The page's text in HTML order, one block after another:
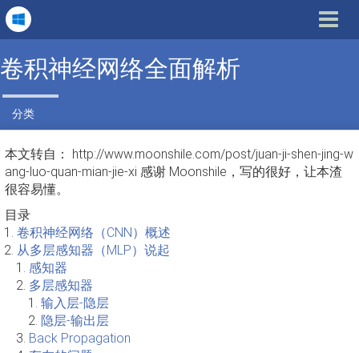
Toggle
卷积神经网络全面解析
分类
本文转自： http://www.moonshile.com/post/juan-ji-shen-jing-w
ang-luo-quan-mian-jie-xi 感谢 Moonshile，写的很好，让本渣
很容易懂。
目录
卷积神经网络（CNN）概述
从多层感知器（MLP）说起
感知器
多层感知器
输入层-隐层
隐层-输出层
Back Propagation